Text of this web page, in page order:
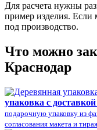
Для расчета нужны
пример изделия. Если
под производство.
Что можно
Краснодар
упаковка с
подарочную упаковку из
согласования макета и